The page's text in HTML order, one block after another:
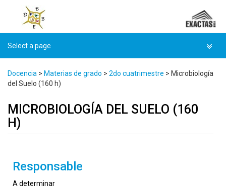
Docencia > Materias de grado > 2do cuatrimestre > Microbiología
del Suelo (160 h)
MICROBIOLOGÍA DEL SUELO (160
H)
Responsable
A determinar